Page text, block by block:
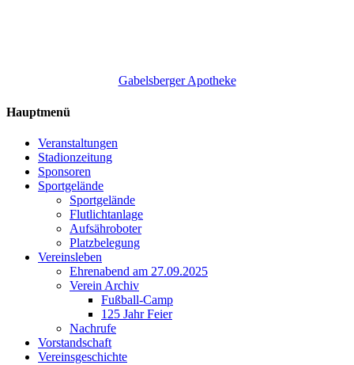
Gabelsberger Apotheke
Hauptmenü
Veranstaltungen
Stadionzeitung
Sponsoren
Sportgelände
Sportgelände
Flutlichtanlage
Aufsähroboter
Platzbelegung
Vereinsleben
Ehrenabend am 27.09.2025
Verein Archiv
Fußball-Camp
125 Jahr Feier
Nachrufe
Vorstandschaft
Vereinsgeschichte